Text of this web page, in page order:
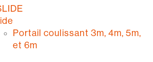
Portail coulissant 3m, 4m, 5m,
et 6m